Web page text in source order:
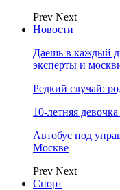
Prev Next
Новости
Даешь в каждый
эксперты и
Редкий случай:
10-летняя
Автобус под
Москве
Prev Next
Спорт